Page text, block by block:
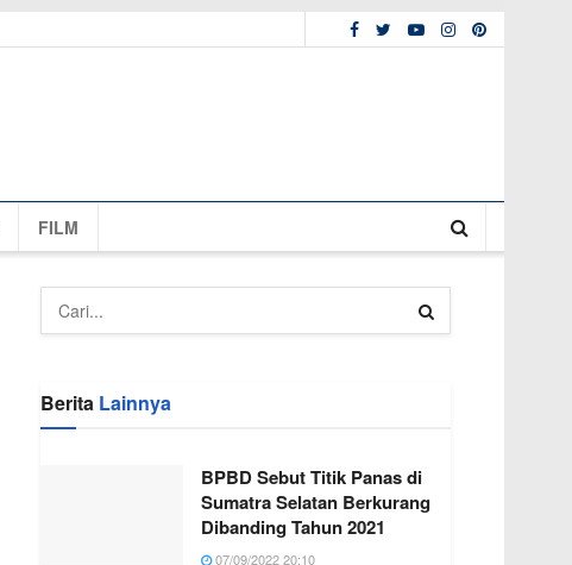
FILM
Berita Lainnya
BPBD Sebut Titik Panas di
Sumatra Selatan Berkurang
Dibanding Tahun 2021
07/09/2022 20:10